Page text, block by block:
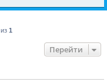
1
Перейти